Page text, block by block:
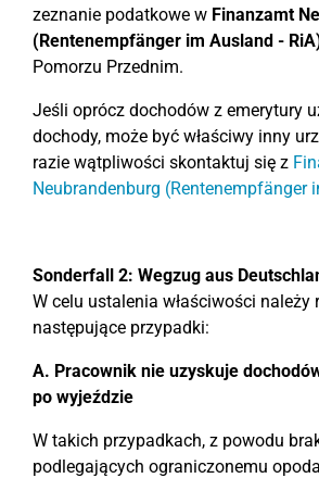
zeznanie podatkowe w Finanzamt
(Rentenempfänger im Ausland -
Pomorzu Przednim.
Jeśli oprócz dochodów z emerytury
dochody, może być właściwy inny
razie wątpliwości skontaktuj się z
Neubrandenburg (Rentenempfänger
Sonderfall 2: Wegzug aus
W celu ustalenia właściwości należy
następujące przypadki:
A. Pracownik nie uzyskuje
po wyjeździe
W takich przypadkach, z powodu
podlegających ograniczonemu